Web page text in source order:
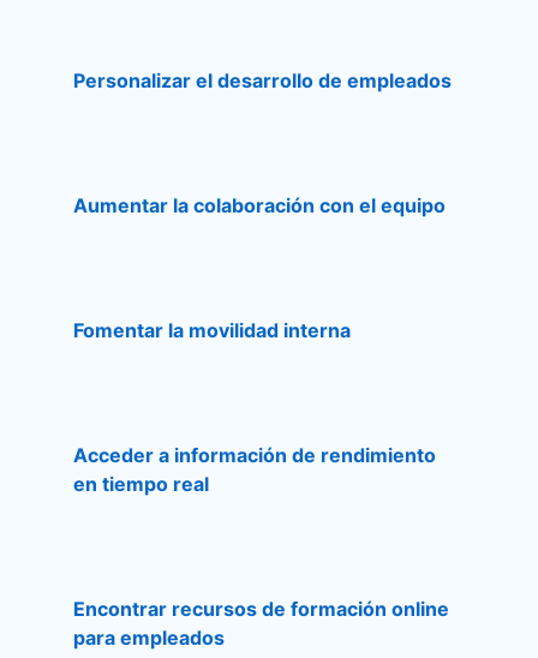
Personalizar el desarrollo de empleados
Aumentar la colaboración con el equipo
Fomentar la movilidad interna
Acceder a información de rendimiento
en tiempo real
Encontrar recursos de formación online
para empleados